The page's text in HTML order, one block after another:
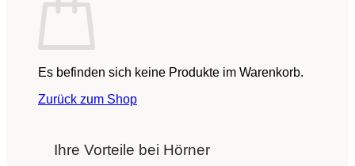
Es befinden sich keine Produkte im Warenkorb.
Zurück zum Shop
Ihre Vorteile bei Hörner